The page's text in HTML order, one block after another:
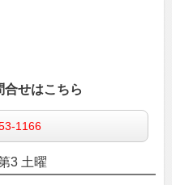
合せはこちら
1166
3 土曜